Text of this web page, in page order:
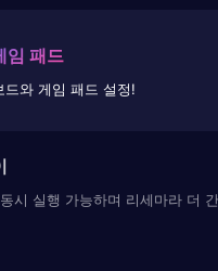
임 패드
드와 게임 패드 설정!
시 실행 가능하며 리세마라 더